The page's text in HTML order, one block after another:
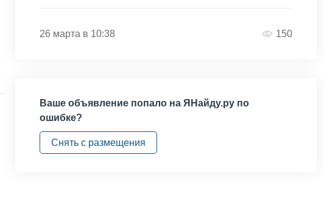
26 марта в 10:38 150
Ваше объявление попало на ЯНайду.ру по
ошибке?
Снять с размещения